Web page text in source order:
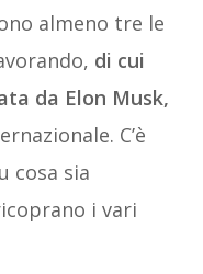
almeno tre le
di cui
da Elon Musk,
C’è
cosa sia
i vari